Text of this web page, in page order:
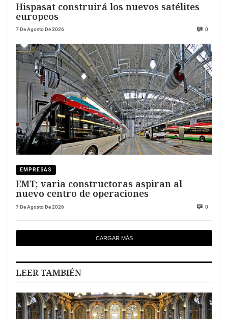
Hispasat construirá los nuevos satélites
europeos
7 De Agosto De 2026 0
EMPRESAS
EMT; varia constructoras aspiran al
nuevo centro de operaciones
7 De Agosto De 2026 0
CARGAR MÁS
LEER TAMBIÉN